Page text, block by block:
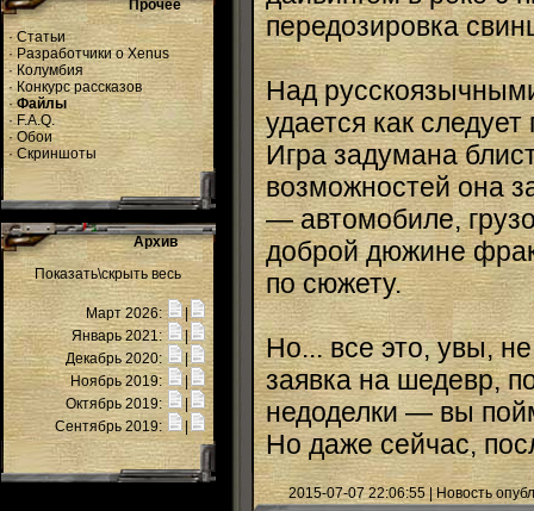
Прочее
·Статьи
·Разработчики о Xenus
·Колумбия
·Конкурс рассказов
·Файлы
·F.A.Q.
· Обои
· Скриншоты
Архив
Показать\скрыть весь
Март 2026:
Январь 2021:
|
Декабрь 2020:
Ноябрь 2019:
Октябрь 2019:
Сентябрь 2019:
передозировка
Над
удается как
Игра задумана
возможностей она
— автомобиле,
доброй дюжине
по сюжету.
Но... все это, увы,
заявка на шедевр,
недоделки — вы
Но даже сейчас,
2015-07-07 22:06:55 | Новость